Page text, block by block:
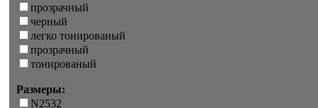
прозрачный
черный
легко тонированый
прозрачный
тонированый
Размеры:
N2532